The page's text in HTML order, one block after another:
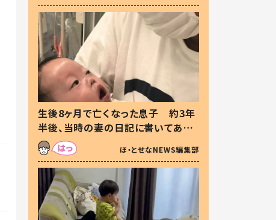
生後8ヶ月で亡くなった息子 約3年
半後、当時の妻の日記に書いてあっ
た本音とは
ほ・とせなNEWS編集部